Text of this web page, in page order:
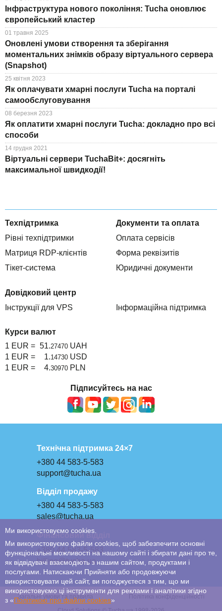
Інфраструктура нового покоління: Tucha оновлює
європейський кластер
01 травня 2025
Оновлені умови створення та зберігання
моментальних знімків образу віртуального сервера
(Snapshot)
25 квітня 2023
Як оплачувати хмарні послуги Tucha на порталі
самообслуговування
08 березня 2023
Як оплатити хмарні послуги Tucha: докладно про всі
способи
14 грудня 2021
Віртуальні сервери TuchaBit+: досягніть
максимальної швидкодії!
Техпідтримка
Рівні техпідтримки
Матриця RDP-клієнтів
Тікет-система
Документи та оплата
Оплата сервісів
Форма реквізитів
Юридичні документи
Довідковий центр
Інструкції для VPS
Інформаційна підтримка
Курси валют
1 EUR = 51.27470 UAH
1 EUR =
1.14730 USD
1 EUR =
4.30970 PLN
Підписуйтесь на нас
Технічна підтримка 24×7
+380 44 583-5-583
support@tucha.ua
Відділ продажу
+380 44 583-5-583
sales@tucha.ua
Фінансовий відділ
+380 44 583-5-583
billing@tucha.ua
Загальні умови та правила
Політика конфіденційності
Ми використовуємо cookies.
Ми використовуємо файли cookies, щоб забезпечити основні
функціональні можливості на нашому сайті і збирати дані про те,
як відвідувачі взаємодіють з нашим сайтом, продуктами і
послугами. Натискаючи Прийняти або продовжуючи
використовувати цей сайт, ви погоджуєтеся з тим, що ми
використовуємо ці інструменти для реклами і аналітики згідно
з «Політикою про файли сookies»